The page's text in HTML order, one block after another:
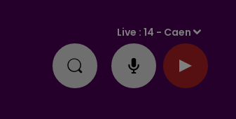
Live :14 - Caen